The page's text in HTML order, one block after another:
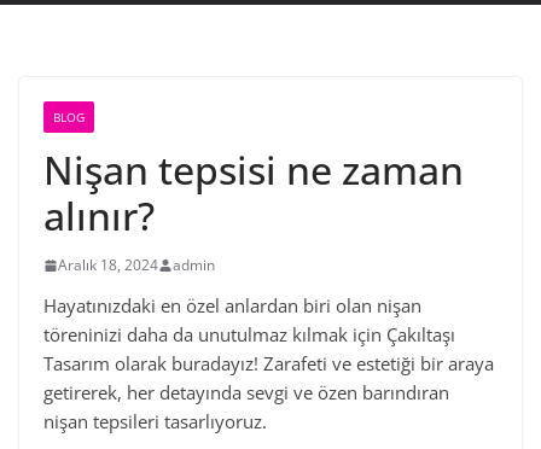
BLOG
Nişan tepsisi ne zaman
alınır?
Aralık 18, 2024 admin
Hayatınızdaki en özel anlardan biri olan nişan
töreninizi daha da unutulmaz kılmak için Çakıltaşı
Tasarım olarak buradayız! Zarafeti ve estetiği bir araya
getirerek, her detayında sevgi ve özen barındıran
nişan tepsileri tasarlıyoruz.